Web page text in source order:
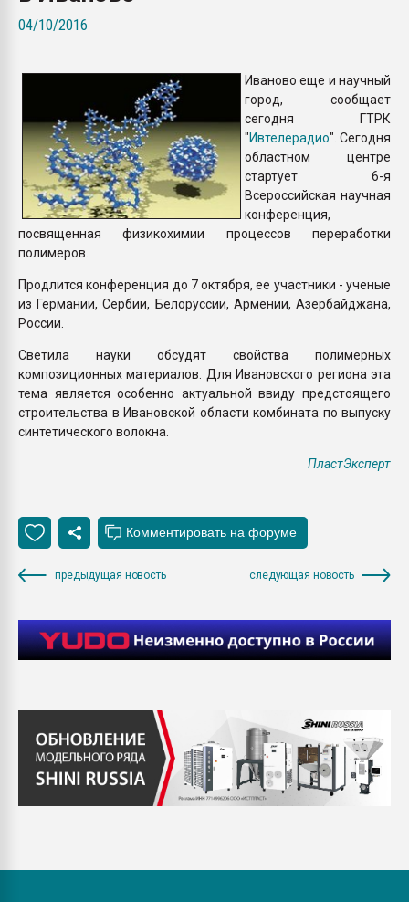
04/10/2016
Иваново еще и научный
город, сообщает
сегодня ГТРК
"Ивтелерадио". Сегодня
областном центре
стартует 6-я
Всероссийская научная
конференция,
посвященная физикохимии процессов переработки
полимеров.
Продлится конференция до 7 октября, ее участники - ученые
из Германии, Сербии, Белоруссии, Армении, Азербайджана,
России.
Светила науки обсудят свойства полимерных
композиционных материалов. Для Ивановского региона эта
тема является особенно актуальной ввиду предстоящего
строительства в Ивановской области комбината по выпуску
синтетического волокна.
ПластЭксперт
предыдущая новость следующая новость